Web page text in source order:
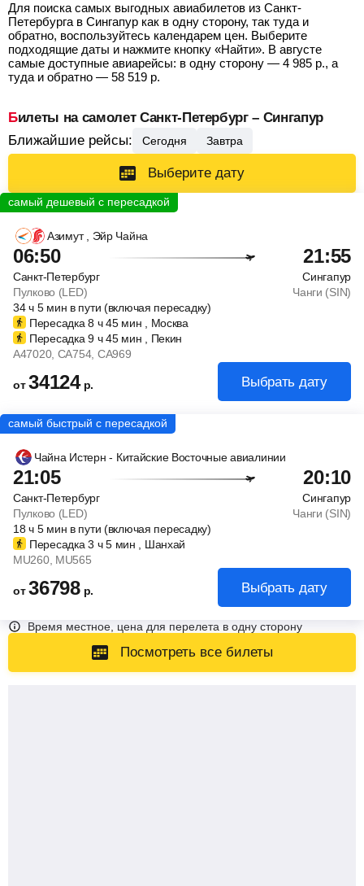
Для поиска самых выгодных авиабилетов из Санкт-
Петербурга в Сингапур как в одну сторону, так туда и
обратно, воспользуйтесь календарем цен. Выберите
подходящие даты и нажмите кнопку «Найти». В августе
самые доступные авиарейсы: в одну сторону — 4 985 р., а
туда и обратно — 58 519 р.
Билеты на самолет Санкт-Петербург – Сингапур
Ближайшие рейсы:
Сегодня Завтра
Выберите дату
Азимут , Эйр Чайна
06:50 21:55
Санкт-Петербург
Сингапур
Пулково (LED)
Чанги (SIN)
34ч5 мин в пути (включая пересадку)
Пересадка 8 ч45 мин , Москва
Пересадка 9 ч45 мин , Пекин
A47020, CA754, CA969
от34124 р. Выбрать дату
Чайна Истерн - Китайские Восточные авиалинии
21:05 20:10
Санкт-Петербург
Сингапур
Пулково (LED)
Чанги (SIN)
18ч5 мин в пути (включая пересадку)
Пересадка 3 ч5 мин , Шанхай
MU260, MU565
от36798 р. Выбрать дату
Время местное, цена для перелета в одну сторону
Посмотреть все билеты